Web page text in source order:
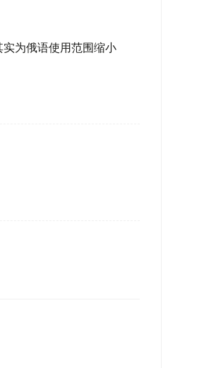
为俄语使用范围缩小